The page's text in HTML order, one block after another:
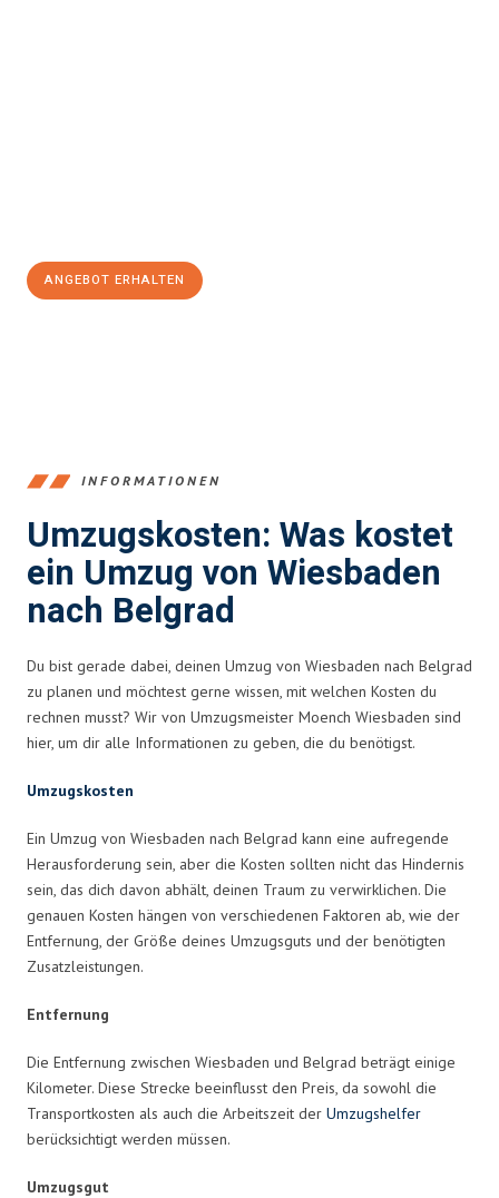
ANGEBOT ERHALTEN
INFORMATIONEN
Umzugskosten: Was kostet
ein Umzug von Wiesbaden
nach Belgrad
Du bist gerade dabei, deinen Umzug von Wiesbaden nach Belgrad
zu planen und möchtest gerne wissen, mit welchen Kosten du
rechnen musst? Wir von Umzugsmeister Moench Wiesbaden sind
hier, um dir alle Informationen zu geben, die du benötigst.
Umzugskosten
Ein Umzug von Wiesbaden nach Belgrad kann eine aufregende
Herausforderung sein, aber die Kosten sollten nicht das Hindernis
sein, das dich davon abhält, deinen Traum zu verwirklichen. Die
genauen Kosten hängen von verschiedenen Faktoren ab, wie der
Entfernung, der Größe deines Umzugsguts und der benötigten
Zusatzleistungen.
Entfernung
Die Entfernung zwischen Wiesbaden und Belgrad beträgt einige
Kilometer. Diese Strecke beeinflusst den Preis, da sowohl die
Transportkosten als auch die Arbeitszeit der Umzugshelfer
berücksichtigt werden müssen.
Umzugsgut